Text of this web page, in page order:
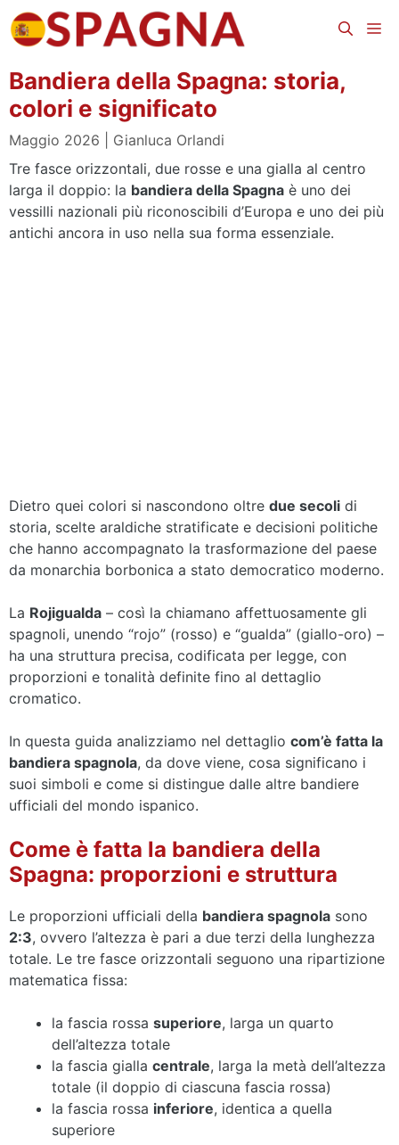
Vai
contenuto
Bandiera della Spagna: storia,
colori e significato
Maggio 2026
Gianluca Orlandi
Tre fasce orizzontali, due rosse e una gialla al centro
larga il doppio: la bandiera della Spagna è uno dei
vessilli nazionali più riconoscibili d’Europa e uno dei più
antichi ancora in uso nella sua forma essenziale.
Dietro quei colori si nascondono oltre due secoli di
storia, scelte araldiche stratificate e decisioni politiche
che hanno accompagnato la trasformazione del paese
da monarchia borbonica a stato democratico moderno.
La Rojigualda – così la chiamano affettuosamente gli
spagnoli, unendo “rojo” (rosso) e “gualda” (giallo-oro) –
ha una struttura precisa, codificata per legge, con
proporzioni e tonalità definite fino al dettaglio
cromatico.
In questa guida analizziamo nel dettaglio com’è fatta la
bandiera spagnola, da dove viene, cosa significano i
suoi simboli e come si distingue dalle altre bandiere
ufficiali del mondo ispanico.
Come è fatta la bandiera della
Spagna: proporzioni e struttura
Le proporzioni ufficiali della bandiera spagnola sono
2:3, ovvero l’altezza è pari a due terzi della lunghezza
totale. Le tre fasce orizzontali seguono una ripartizione
matematica fissa:
la fascia rossa superiore, larga un quarto
dell’altezza totale
la fascia gialla centrale, larga la metà dell’altezza
totale (il doppio di ciascuna fascia rossa)
la fascia rossa inferiore, identica a quella
superiore